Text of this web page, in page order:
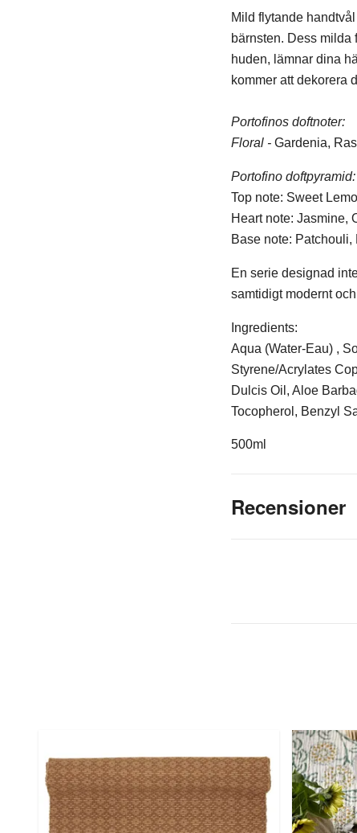
Mild flytande
bärnsten. Dess milda
huden, lämnar dina
kommer att dekorera
Portofinos doftnoter:
Floral - Gardenia,
Portofino doftpyramid:
Top note: Sweet
Heart note: Jasmine,
Base note: Patchouli,
En serie designad
samtidigt modernt
Ingredients:
Aqua (Water-Eau) ,
Styrene/Acrylates
Dulcis Oil, Aloe
Tocopherol, Benzyl
500ml
Recensioner